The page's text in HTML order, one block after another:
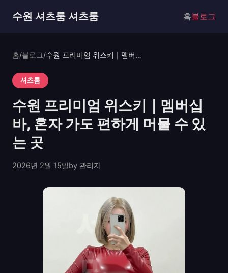
수원 셔츠룸 셔츠룸 홈블로그
홈/블로그/ 수원 프리미엄 위스키｜멤버십바, 혼자 가도 편하게 머물 수 있는 곳
셔츠룸
수원 프리미엄 위스키｜멤버십
바, 혼자 가도 편하게 머물 수 있
는 곳
2026년 2월 15일by 관리자